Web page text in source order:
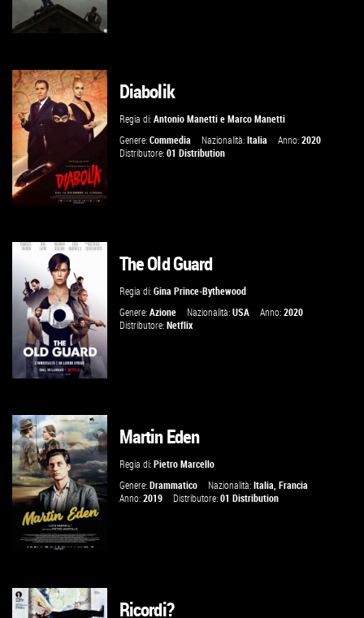
GUARDA IL TRAILER
VAI ALLA SCHEDA
GUARDA IL TRAILER
VAI ALLA SCHEDA
Diabolik
Regia di:Antonio Manetti eMarco Manetti
Genere:Commedia Nazionalità:Italia Anno:2020
Distributore:01 Distribution
GUARDA IL TRAILER
VAI ALLA SCHEDA
The Old Guard
Regia di:Gina Prince-Bythewood
Genere:Azione Nazionalità:USA Anno:2020
Distributore:Netflix
GUARDA IL TRAILER
Martin Eden
Regia di:Pietro Marcello
Genere:Drammatico Nazionalità:Italia,Francia
Anno:2019 Distributore:01 Distribution
Ricordi?